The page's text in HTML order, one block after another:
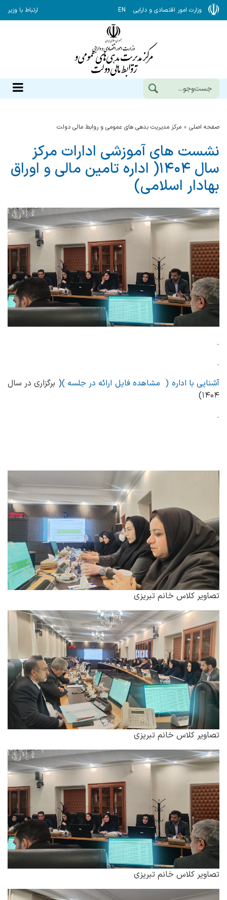
وزارت امور اقتصادی و دارایی EN ارتباط با وزیر
صفحه اصلی مرکز مدیریت بدهی های عمومی و روابط مالی دولت
نشست های آموزشی ادارات مرکز
سال ۱۴۰۴( اداره تامین مالی و اوراق
بهادار اسلامی)
.
.
آشنایی با اداره ( مشاهده فایل ارائه در جلسه )( برگزاری در سال
۱۴۰۴)
.
تصاویر کلاس خانم تبریزی
تصاویر کلاس خانم تبریزی
تصاویر کلاس خانم تبریزی